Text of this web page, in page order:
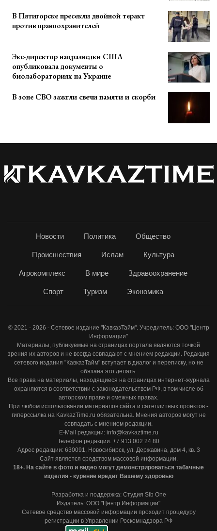
В Пятигорске пресекли двойной теракт
против правоохранителей
Экс-директор нацразведки США
опубликовала документы о
биолабораториях на Украине
В зоне СВО зажгли свечи памяти и скорби
Новости Политика Общество
Происшествия Ислам Культура
Агрокомплекс В мире Здравоохранение
Спорт Туризм Экономика
© 2021 - 2026 - Сетевое издание "КавказТайм". Учредитель: ООО "Центр
Информации"
Материалы, публикуемые на страницах портала являются точкой
зрения их авторов и не всегда совпадают с мнением редакции. Редакция
сетевого издания "КавказТайм" вступает в диалог и переписку, но не
обязана это делать.
Все права на материалы, находящиеся на страницах интернет-журнала
охраняются в соответствии с законодательством РФ, в том числе об
авторском праве и смежных правах.
При любом использовании материалов сайта и сателлитных проектов -
гиперссылка на KavkazTime.ru обязательна. Мнения авторов могут не
совпадать с мнением редакции.
E-Mail редакции: info@kavkaztime.ru
Телефон редакции: +7 913 002 24 80
Адрес редакции: 630091, Новосибирск, ул. Державина, дом 4, кв. 3
Сайт является средством массовой информации.
18+. На сайте в фото и видео могут демонстрироваться табачные
изделия - курение вредит Вашему здоровью
Разработка и поддержка: Студия Sib One
Издатель: ООО "Центр Информации"
Сетевое средство массовой информации проходит процедуру
регистрации в Управлении Роскомнадзора РФ